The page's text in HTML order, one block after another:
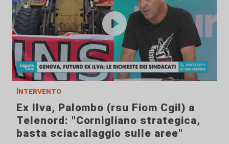
Intervento
Ex Ilva, Palombo (rsu Fiom Cgil) a
Telenord: "Cornigliano strategica,
basta sciacallaggio sulle aree"